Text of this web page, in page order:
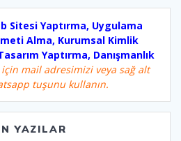
Sitesi Yaptırma, Uygulama
Alma, Kurumsal Kimlik
Yaptırma, Danışmanlık
için mail adresimizi veya sağ alt
tuşunu kullanın.
YAZILAR